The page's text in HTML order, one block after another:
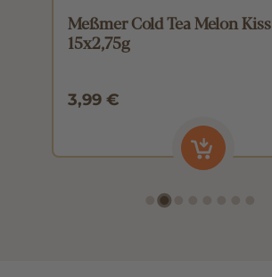
Meßmer Cold Tea Melon Kiss
15x2,75g
3,99 €